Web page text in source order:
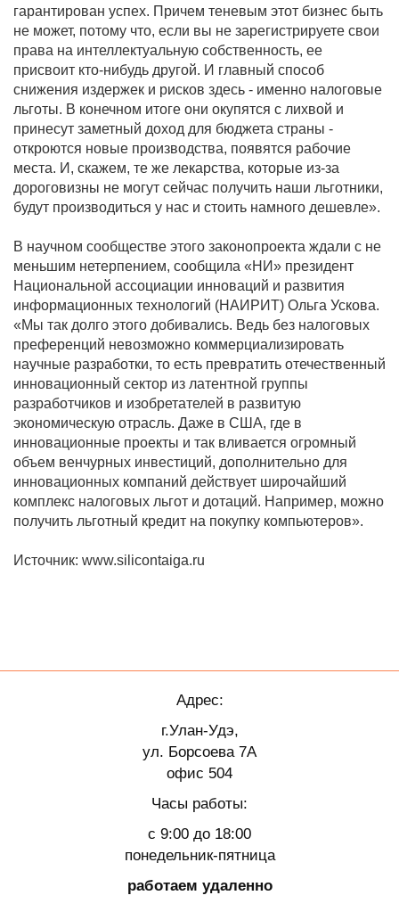
гарантирован успех. Причем теневым этот бизнес быть
не может, потому что, если вы не зарегистрируете свои
права на интеллектуальную собственность, ее
присвоит кто-нибудь другой. И главный способ
снижения издержек и рисков здесь - именно налоговые
льготы. В конечном итоге они окупятся с лихвой и
принесут заметный доход для бюджета страны -
откроются новые производства, появятся рабочие
места. И, скажем, те же лекарства, которые из-за
дороговизны не могут сейчас получить наши льготники,
будут производиться у нас и стоить намного дешевле».
В научном сообществе этого законопроекта ждали с не
меньшим нетерпением, сообщила «НИ» президент
Национальной ассоциации инноваций и развития
информационных технологий (НАИРИТ) Ольга Ускова.
«Мы так долго этого добивались. Ведь без налоговых
преференций невозможно коммерциализировать
научные разработки, то есть превратить отечественный
инновационный сектор из латентной группы
разработчиков и изобретателей в развитую
экономическую отрасль. Даже в США, где в
инновационные проекты и так вливается огромный
объем венчурных инвестиций, дополнительно для
инновационных компаний действует широчайший
комплекс налоговых льгот и дотаций. Например, можно
получить льготный кредит на покупку компьютеров».
Источник: www.silicontaiga.ru
Адрес:
г.Улан-Удэ,
ул. Борсоева 7А
офис 504
Часы работы:
с 9:00 до 18:00
понедельник-пятница
работаем удаленно